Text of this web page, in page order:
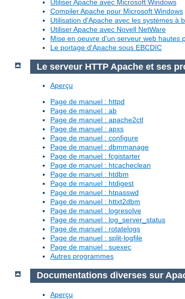
Utiliser Apache avec Microsoft Windows
Compiler Apache pour Microsoft Windows
Utilisation d'Apache avec les systèmes à
Utiliser Apache avec Novell NetWare
Mise en oeuvre d'un serveur web hautes
Le portage d'Apache sous EBCDIC
Le serveur HTTP Apache et ses
Aperçu
Page de manuel : httpd
Page de manuel : ab
Page de manuel : apache2ctl
Page de manuel : apxs
Page de manuel : configure
Page de manuel : dbmmanage
Page de manuel : fcgistarter
Page de manuel : htcacheclean
Page de manuel : htdbm
Page de manuel : htdigest
Page de manuel : htpasswd
Page de manuel : httxt2dbm
Page de manuel : logresolve
Page de manuel : log_server_status
Page de manuel : rotatelogs
Page de manuel : split-logfile
Page de manuel : suexec
Autres programmes
Documentations diverses sur
Aperçu